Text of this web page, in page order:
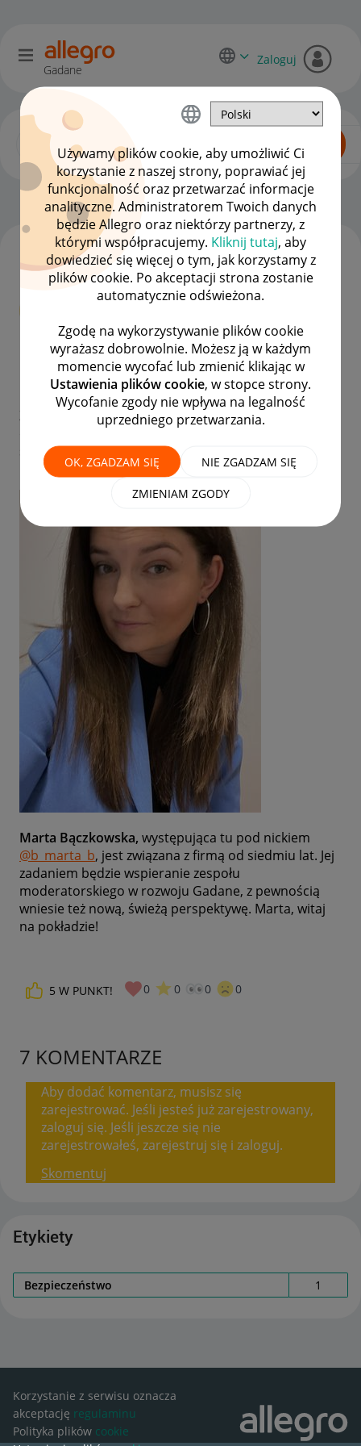
Używamy plików cookie, aby umożliwić Ci
korzystanie z naszej strony, poprawiać jej
funkcjonalność oraz przetwarzać informacje
analityczne. Administratorem Twoich danych
będzie Allegro oraz niektórzy partnerzy, z
którymi współpracujemy. Kliknij tutaj, aby
dowiedzieć się więcej o tym, jak korzystamy z
plików cookie. Po akceptacji strona zostanie
automatycznie odświeżona.
Zgodę na wykorzystywanie plików cookie
wyrażasz dobrowolnie. Możesz ją w każdym
momencie wycofać lub zmienić klikając w
Ustawienia plików cookie, w stopce strony.
Wycofanie zgody nie wpływa na legalność
uprzedniego przetwarzania.
OK, ZGADZAM SIĘ NIE ZGADZAM SIĘ
ZMIENIAM ZGODY
Gadane
Zaloguj
Blog
Nowa menedżerka na Gadane
msniezek
‎18-02-2026 12:19
7 1,695
Z przyjemnością przekazuję Wam, że po niemal
dokładnie sześciu latach istnienia Gadane do naszej
społeczności dołącza drugi Menedżer, a właściwie
Menedżerka.
Marta Bączkowska, występująca tu pod nickiem
@b_marta_b, jest związana z firmą od siedmiu lat. Jej
zadaniem będzie wspieranie zespołu
moderatorskiego w rozwoju Gadane, z pewnością
wniesie też nową, świeżą perspektywę. Marta, witaj
na pokładzie!
5 W PUNKT! 0 0 0 0
7 KOMENTARZE
Aby dodać komentarz, musisz się
zarejestrować. Jeśli jesteś już zarejestrowany,
zaloguj się. Jeśli jeszcze się nie
zarejestrowałeś, zarejestruj się i zaloguj.
Skomentuj
Etykiety
Bezpieczeństwo 1
Korzystanie z serwisu oznacza
akceptację regulaminu
Polityka plików cookie